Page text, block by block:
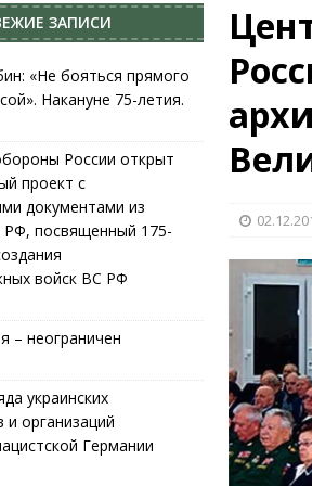
04.08.2026 ] Район плавания – неограничен
04.08.2026 ]
О признании ряда украинских
НОВОСТИ
31.07.2026 ] АВГУСТ В ВОЕННОЙ ИСТОРИИ
07.08.2026 ]
Николай Дерябин: «Не бояться
ЗАПИСИ
«Не бояться прямого
Накануне 75-летия.
России открыт
проект с
документами из
посвященный 175-
войск ВС РФ
– неограничен
украинских
и организаций
Германии